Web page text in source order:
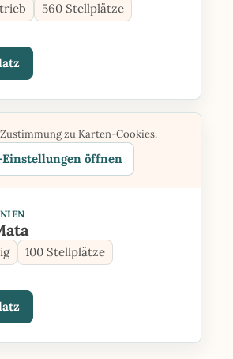
560 Stellplätze
zu Karten-Cookies.
Einstellungen öffnen
100 Stellplätze